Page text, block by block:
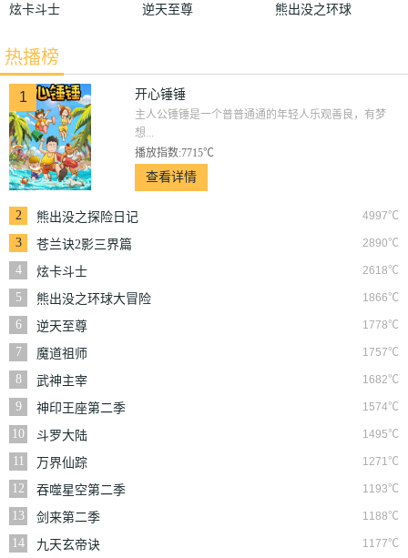
炫卡斗士 逆天至尊
熊出没之环球
热播榜
1 开心锤锤
主人公锤锤是一个普普通通的年轻人乐观善良，有梦
想...
播放指数:7715℃
查看详情
2 4997℃
熊出没之探险日记
3
2890℃
苍兰诀2影三界篇
4
2618℃
炫卡斗士
5
1866℃
熊出没之环球大冒险
6
1778℃
逆天至尊
7
1757℃
魔道祖师
8
1682℃
武神主宰
9
1574℃
神印王座第二季
10
1495℃
斗罗大陆
11
1271℃
万界仙踪
12
1193℃
吞噬星空第二季
13
1188℃
剑来第二季
14
1177℃
九天玄帝诀